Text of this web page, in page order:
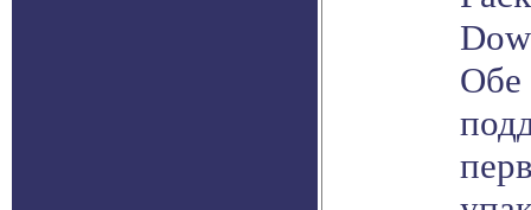
Обе